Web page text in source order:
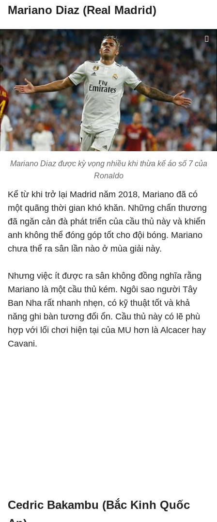
Mariano Diaz (Real Madrid)
Mariano Diaz được kỳ vọng nhiều khi thừa kế áo số 7 của
Ronaldo
Kể từ khi trở lại Madrid năm 2018, Mariano đã có
một quãng thời gian khó khăn. Những chấn thương
đã ngăn cản đà phát triển của cầu thủ này và khiến
anh không thể đóng góp tốt cho đội bóng. Mariano
chưa thể ra sân lần nào ở mùa giải này.
Nhưng việc ít được ra sân không đồng nghĩa rằng
Mariano là một cầu thủ kém. Ngôi sao người Tây
Ban Nha rất nhanh nhẹn, có kỹ thuật tốt và khả
năng ghi bàn tương đối ổn. Cầu thủ này có lẽ phù
hợp với lối chơi hiện tại của MU hơn là Alcacer hay
Cavani.
Cedric Bakambu (Bắc Kinh Quốc